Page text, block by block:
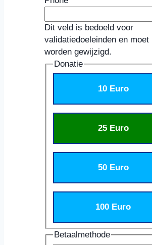
Dit veld is bedoeld voor
validatiedoeleinden en moet
worden gewijzigd.
Donatie
10 Euro
25 Euro
50 Euro
100 Euro
Betaalmethode